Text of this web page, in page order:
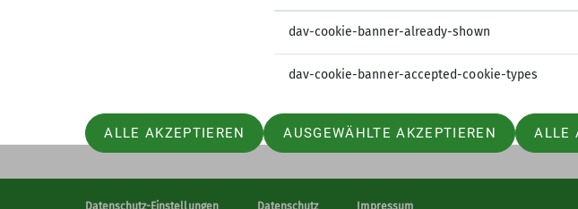
Datenschutz-Einstellungen Datenschutz Impressum
dav-cookie-banner-already-shown
dav-cookie-banner-accepted-cookie-types
ALLE AKZEPTIEREN AUSGEWÄHLTE AKZEPTIEREN ALLE